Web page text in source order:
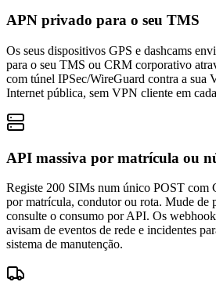
APN privado para o seu TMS
Os seus dispositivos GPS e dashcams
para o seu TMS ou CRM corporativo
com túnel IPSec/WireGuard contra a sua
Internet pública, sem VPN cliente em
API massiva por matrícula ou
Registe 200 SIMs num único POST com
por matrícula, condutor ou rota. Mude de
consulte o consumo por API. Os
avisam de eventos de rede e incidentes
sistema de manutenção.